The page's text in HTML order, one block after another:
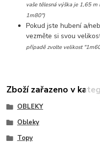
vaše tělesná výška je 1,65
1m80")
Pokud jste hubení a/
vezměte si svou
případě zvolte velikost
Zboží zařazeno v
OBLEKY
Obleky
Topy